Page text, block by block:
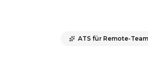
ATS für Remote-